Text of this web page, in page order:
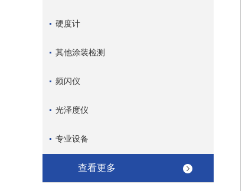
硬度计
其他涂装检测
频闪仪
光泽度仪
专业设备
查看更多